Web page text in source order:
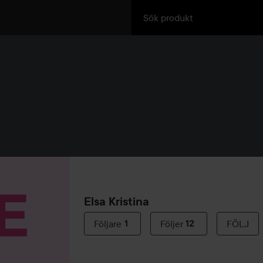
Elsa Kristina
Följare 1 Följer 12 FÖLJ